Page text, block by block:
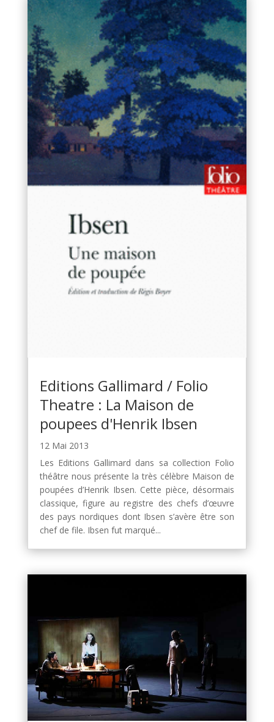
Editions Gallimard / Folio
Theatre : La Maison de
poupees d'Henrik Ibsen
12 Mai 2013
Les Editions Gallimard dans sa collection Folio
théâtre nous présente la très célèbre Maison de
poupées d’Henrik Ibsen. Cette pièce, désormais
classique, figure au registre des chefs d’œuvre
des pays nordiques dont Ibsen s’avère être son
chef de file. Ibsen fut marqué...